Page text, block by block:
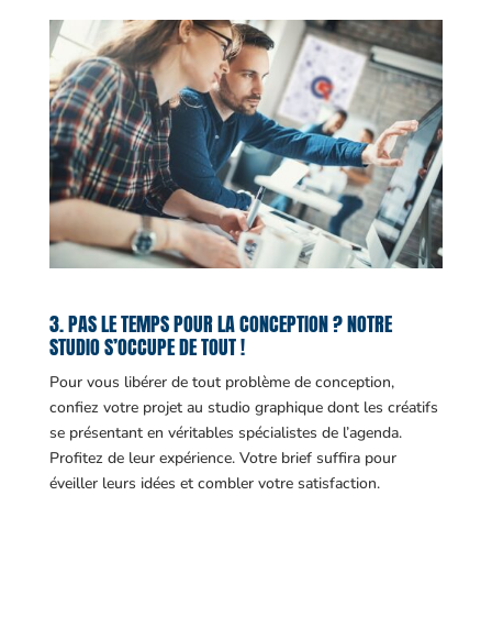
3. PAS LE TEMPS POUR LA CONCEPTION ? NOTRE
STUDIO S’OCCUPE DE TOUT !
Pour vous libérer de tout problème de conception,
confiez votre projet au studio graphique dont les créatifs
se présentant en véritables spécialistes de l’agenda.
Profitez de leur expérience. Votre brief suffira pour
éveiller leurs idées et combler votre satisfaction.